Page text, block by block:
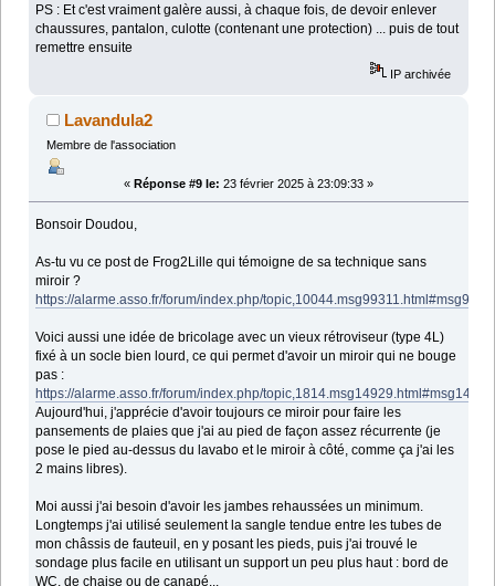
PS : Et c'est vraiment galère aussi, à chaque fois, de devoir enlever
chaussures, pantalon, culotte (contenant une protection) ... puis de tout
remettre ensuite
IP archivée
Lavandula2
Membre de l'association
« Réponse #9 le: 23 février 2025 à 23:09:33 »
Bonsoir Doudou,
As-tu vu ce post de Frog2Lille qui témoigne de sa technique sans
miroir ?
https://alarme.asso.fr/forum/index.php/
Voici aussi une idée de bricolage avec un vieux rétroviseur (type 4L)
fixé à un socle bien lourd, ce qui permet d'avoir un miroir qui ne bouge
pas :
https://alarme.asso.fr/forum/index.php/topic,1814.msg14929.html#msg14929
Aujourd'hui, j'apprécie d'avoir toujours ce miroir pour faire les
pansements de plaies que j'ai au pied de façon assez récurrente (je
pose le pied au-dessus du lavabo et le miroir à côté, comme ça j'ai les
2 mains libres).
Moi aussi j'ai besoin d'avoir les jambes rehaussées un minimum.
Longtemps j'ai utilisé seulement la sangle tendue entre les tubes de
mon châssis de fauteuil, en y posant les pieds, puis j'ai trouvé le
sondage plus facile en utilisant un support un peu plus haut : bord de
WC, de chaise ou de canapé...